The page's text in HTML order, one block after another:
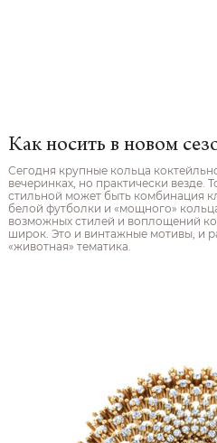
Как носить в новом
Сегодня крупные кольца
вечеринках, но практически везде.
стильной может быть комбинация
белой футболки и «мощного»
возможных стилей и воплощений
широк. Это и винтажные мотивы, и
«животная» тематика.